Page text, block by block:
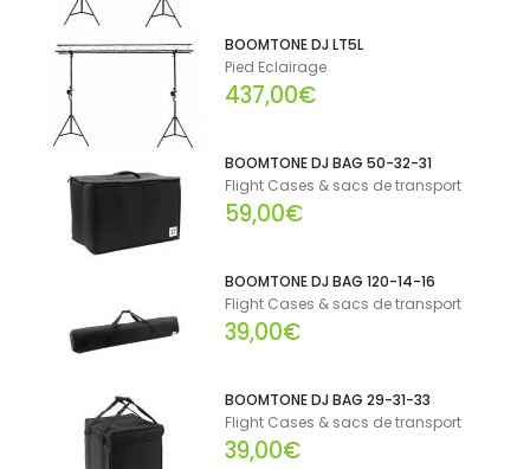
BOOMTONE DJ LT5L
Pied Eclairage
437,00€
BOOMTONE DJ BAG 50-32-31
Flight Cases & sacs de transport
59,00€
BOOMTONE DJ BAG 120-14-16
Flight Cases & sacs de transport
39,00€
BOOMTONE DJ BAG 29-31-33
Flight Cases & sacs de transport
39,00€